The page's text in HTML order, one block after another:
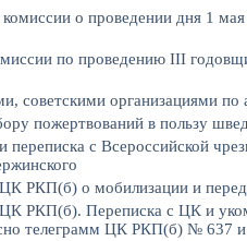
о проведении дня 1
по проведению III
советскими организациями по
пожертвований в пользу
с Всероссийской
РКП(б) о мобилизации и
ЦК РКП(б). Переписка с ЦК и
телеграмм ЦК РКП(б) № 637